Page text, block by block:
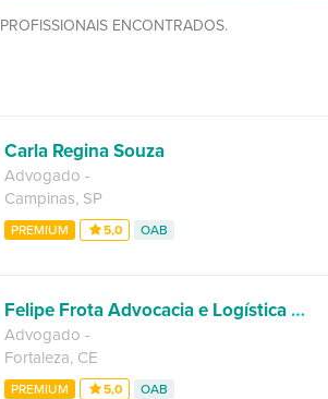
PROFISSIONAIS ENCONTRADOS.
Carla Regina Souza
Advogado -
Campinas, SP
PREMIUM 5,0 OAB
Felipe Frota Advocacia e Logística Jurídica
Advogado -
Fortaleza, CE
PREMIUM 5,0 OAB